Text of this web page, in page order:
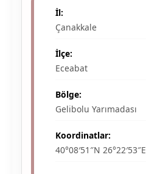
İl:
Çanakkale
İlçe:
Eceabat
Bölge:
Gelibolu Yarımadası
Koordinatlar:
40°08′51″N 26°22′53″E